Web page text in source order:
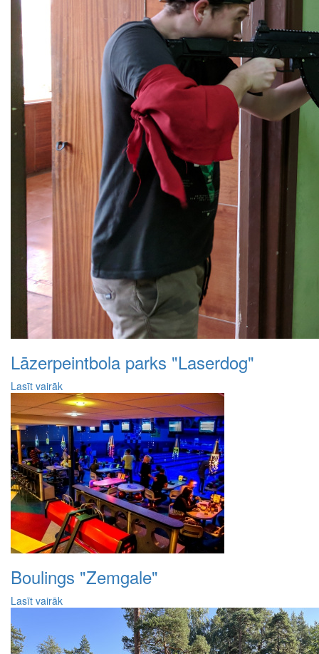
Lāzerpeintbola parks "Laserdog"
Lasīt vairāk
Boulings "Zemgale"
Lasīt vairāk